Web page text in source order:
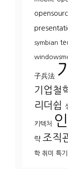
symbian
子兵法
기업철
리더쉽
키텍처
략 조직
학 취미 특기